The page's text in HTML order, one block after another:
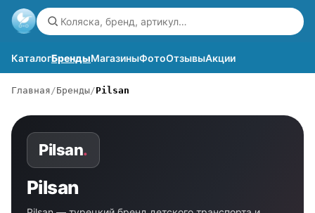
КаталогБрендыМагазиныФотоОтзывыАкции
Главная Бренды Pilsan
Pilsan.
Pilsan